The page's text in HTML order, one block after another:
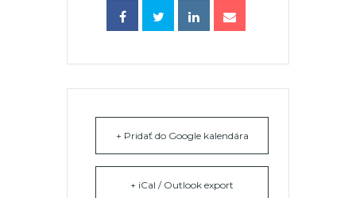
+ Pridať do Google kalendára
+ iCal / Outlook export